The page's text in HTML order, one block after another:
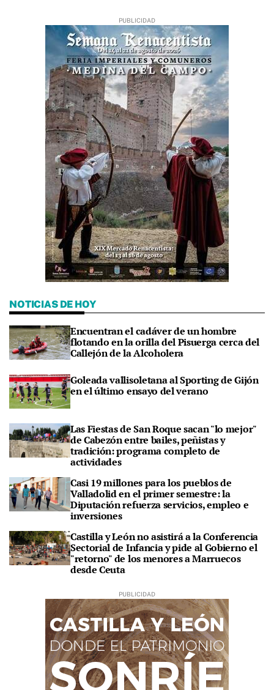
NOTICIAS DE HOY
Encuentran el cadáver de un hombre
flotando en la orilla del Pisuerga cerca del
Callejón de la Alcoholera
Goleada vallisoletana al Sporting de Gijón
en el último ensayo del verano
Las Fiestas de San Roque sacan "lo mejor"
de Cabezón entre bailes, peñistas y
tradición: programa completo de
actividades
Casi 19 millones para los pueblos de
Valladolid en el primer semestre: la
Diputación refuerza servicios, empleo e
inversiones
Castilla y León no asistirá a la Conferencia
Sectorial de Infancia y pide al Gobierno el
"retorno" de los menores a Marruecos
desde Ceuta